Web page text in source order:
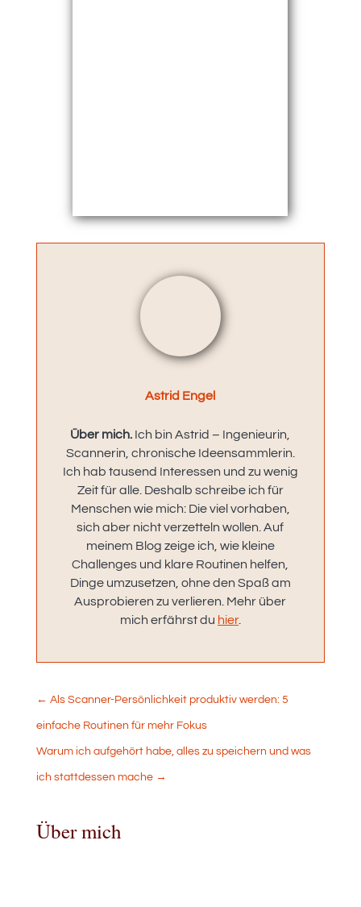
Astrid Engel
Über mich. Ich bin Astrid – Ingenieurin,
Scannerin, chronische Ideensammlerin.
Ich hab tausend Interessen und zu wenig
Zeit für alle. Deshalb schreibe ich für
Menschen wie mich: Die viel vorhaben,
sich aber nicht verzetteln wollen. Auf
meinem Blog zeige ich, wie kleine
Challenges und klare Routinen helfen,
Dinge umzusetzen, ohne den Spaß am
Ausprobieren zu verlieren. Mehr über
mich erfährst du hier.
← Als Scanner-Persönlichkeit produktiv werden: 5
einfache Routinen für mehr Fokus
Warum ich aufgehört habe, alles zu speichern und was
ich stattdessen mache→
Über mich